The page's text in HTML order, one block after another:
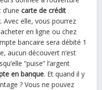
d’unecarte de crédit
. Avec elle, vous pourrez
en ligne ou chez
bancaire sera débité 1
aucun découvert n’est
“puise” l’argent
en banque. Et quand il y
? Vous ne pouvez